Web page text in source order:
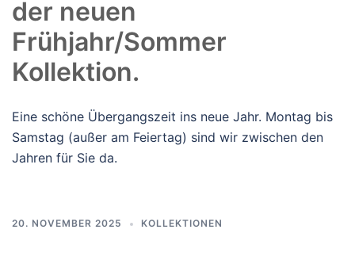
der neuen
Frühjahr/Sommer
Kollektion.
Eine schöne Übergangszeit ins neue Jahr. Montag bis
Samstag (außer am Feiertag) sind wir zwischen den
Jahren für Sie da.
20. NOVEMBER 2025 KOLLEKTIONEN